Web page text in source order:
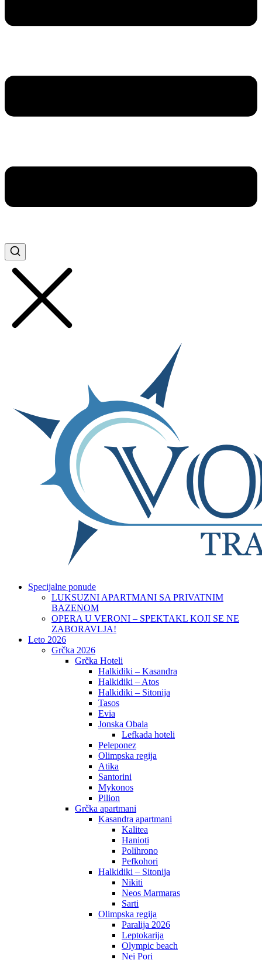
Specijalne ponude
LUKSUZNI APARTMANI SA PRIVATNIM
BAZENOM
OPERA U VERONI – SPEKTAKL KOJI SE NE
ZABORAVLJA!
Leto 2026
Grčka 2026
Grčka Hoteli
Halkidiki – Kasandra
Halkidiki – Atos
Halkidiki – Sitonija
Tasos
Evia
Jonska Obala
Lefkada hoteli
Peleponez
Olimpska regija
Atika
Santorini
Mykonos
Pilion
Grčka apartmani
Kasandra apartmani
Kalitea
Hanioti
Polihrono
Pefkohori
Halkidiki – Sitonija
Nikiti
Neos Marmaras
Sarti
Olimpska regija
Paralija 2026
Leptokarija
Olympic beach
Nei Pori